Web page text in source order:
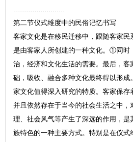
第二节仪式维度中的民俗记忆书写
客家文化是在移民迁移中，跟随客家民
是由客家人所创建的一种文化。①同时
治，经济和文化生活的需要。最后，客
础，吸收、融合多种文化最终得以形成
家文化值得深入研究的特质。客家保存
并且依然存在于当今的社会生活之中，
理、社会风气等产生了深远的作用，是
族特色的一种主要方式。特别是在仪式